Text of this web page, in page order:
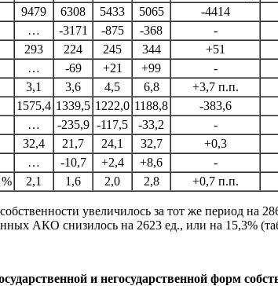
9479 6308 5433 5065 -4414
… -3171 -875 -368 -
293 224 245 344 +51
… -69 +21 +99 -
3,1 3,6 4,5 6,8 +3,7 п.п.
1575,4 1339,5 1222,0 1188,8 -383,6
… -235,9 -117,5 -33,2 -
32,4 21,7 24,1 32,7 +0,3
… -10,7 +2,4 +8,6 -
2,1 1,6 2,0 2,8 +0,7 п.п.
увеличилось за тот же период на
АКО снизилось на 2623 ед., или на 15,3%
и негосударственной форм